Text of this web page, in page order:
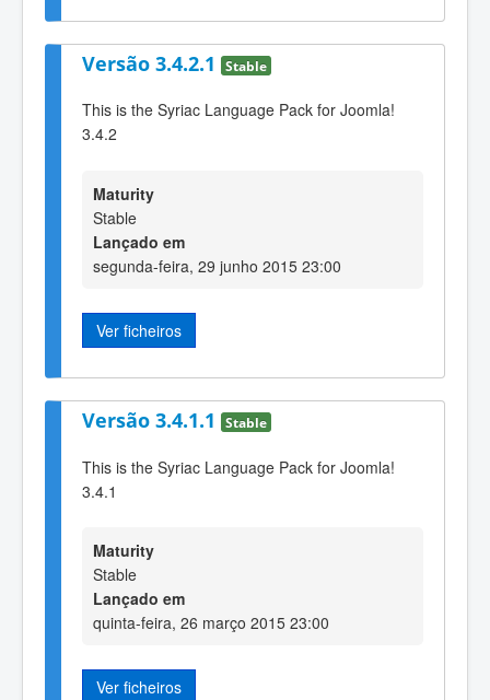
Versão 3.4.2.1 Stable
This is the Syriac Language Pack for Joomla!
3.4.2
Maturity
Stable
Lançado em
segunda-feira, 29 junho 2015 23:00
Ver ficheiros
Versão 3.4.1.1 Stable
This is the Syriac Language Pack for Joomla!
3.4.1
Maturity
Stable
Lançado em
quinta-feira, 26 março 2015 23:00
Ver ficheiros